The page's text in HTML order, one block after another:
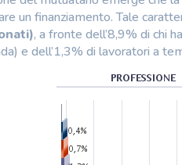
un finanziamento. Tale
, a fronte dell’8,9% di chi
e dell’1,3% di lavoratori a